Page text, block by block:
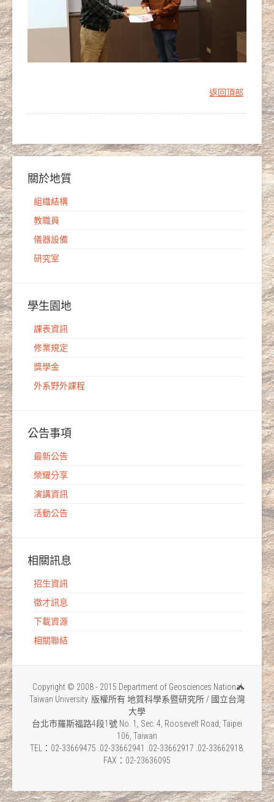
返回頂部
關於地質
組織結構
教職員
儀器設備
研究室
學生園地
課表資訊
修業規定
獎學金
外系野外課程
公告事項
最新公告
榮耀分享
演講資訊
活動公告
相關訊息
招生資訊
徵才訊息
下載資源
相關聯結
Copyright © 2008 - 2015 Department of Geosciences National
Taiwan University. 版權所有 地質科學系暨研究所 / 國立台灣
大學
台北市羅斯福路4段1號 No. 1, Sec. 4, Roosevelt Road, Taipei
106, Taiwan
TEL：02-33669475 .02-33662941 .02-33662917 .02-33662918.
FAX：02-23636095